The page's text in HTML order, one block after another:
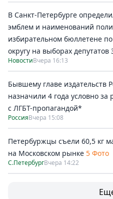
В Санкт-Петербурге
эмблем и наименований
избирательном бюллетене
округу на выборах
НовостиВчера 16:13
Бывшему главе издательств
назначили 4 года условно
с ЛГБТ-пропагандой*
РоссияВчера 15:08
Петербуржцы съели 60,5 кг
на Московском рынке 5 Фото
С.ПетербургВчера 14:22